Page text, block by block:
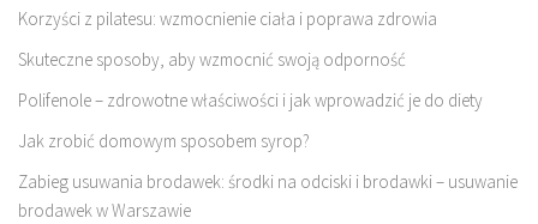
Korzyści z pilatesu: wzmocnienie ciała i poprawa zdrowia
Skuteczne sposoby, aby wzmocnić swoją odporność
Polifenole – zdrowotne właściwości i jak wprowadzić je do diety
Jak zrobić domowym sposobem syrop?
Zabieg usuwania brodawek: środki na odciski i brodawki – usuwanie
brodawek w Warszawie